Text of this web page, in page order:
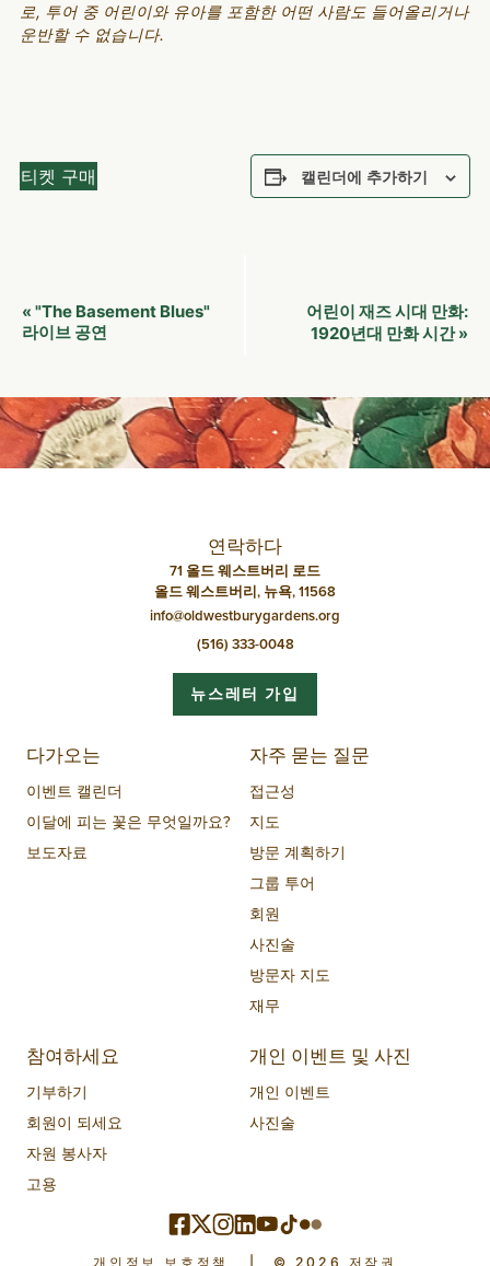
로, 투어 중 어린이와 유아를 포함한 어떤 사람도 들어올리거나
운반할 수 없습니다.
티켓 구매 캘린더에 추가하기
이
벤
네
비
게
« "The Basement Blues"
라이브 공연
어린이 재즈 시대 만화:
1920년대 만화 시간»
연락하다
71 올드 웨스트버리 로드
올드 웨스트버리, 뉴욕, 11568
info@oldwestburygardens.org
(516) 333-0048
뉴스레터 가입
다가오는
이벤트 캘린더
이달에 피는 꽃은 무엇일까요?
보도자료
자주 묻는 질문
접근성
지도
방문 계획하기
그룹 투어
회원
사진술
방문자 지도
재무
참여하세요
기부하기
회원이 되세요
자원 봉사자
고용
개인 이벤트 및 사진
개인 이벤트
사진술
개인정보 보호정책 © 2026 저작권